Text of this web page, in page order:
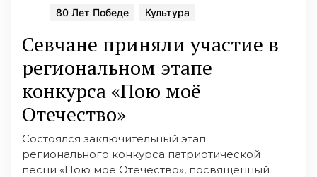
80 Лет Победе Культура
Севчане приняли участие в
региональном этапе
конкурса «Пою моё
Отечество»
Состоялся заключительный этап
регионального конкурса патриотической
песни «Пою мое Отечество», посвященный